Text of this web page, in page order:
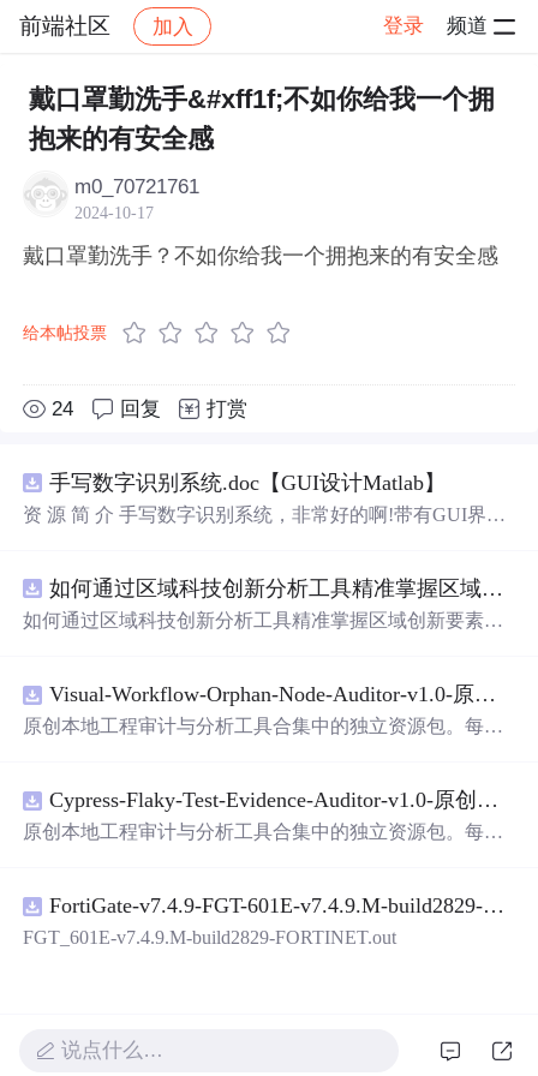
前端社区 加入 登录 频道
社区 前端社区 感慨 帖子详情
戴口罩勤洗手&#xff1f;不如你给我一个拥
抱来的有安全感
m0_70721761
2024-10-17
戴口罩勤洗手？不如你给我一个拥抱来的有安全感
给本帖投票
24 回复 打赏
手写数字识别系统.doc【GUI设计Matlab】
资 源 简 介 手写数字识别系统，非常好的啊!带有GUI界
带有直观的图形用户界面（GUI），非常容易使用。你只
需要将手写数字输入系统，它将立即给出准确的识别结
是 一个非常方便和实用的工具，你一定会喜欢它的！
如何通过区域科技创新分析工具精准掌握区域创新要素分布与产业链融合现状？.docx
如何通过区域科技创新分析工具精准掌握区域创新要素分
Visual-Workflow-Orphan-Node-Auditor-v1.0-原创源码与文档.zip
原创本地工程审计与分析工具合集中的独立资源包。每个
README、运行说明、功能清单、MIT License及原创与授
权声明。解压后进入project目录，执行npm test验证算法，
目源码、Logo、官方截图、论文、生产日志或其他受限素
材。适合前端开发、AI应用工程、测试审计和课程实践。
Cypress-Flaky-Test-Evidence-Auditor-v1.0-原创源码与文档.zip
原创本地工程审计与分析工具合集中的独立资源包。每个
README、运行说明、功能清单、MIT License及原创与授
权声明。解压后进入project目录，执行npm test验证算法，
FortiGate-v7.4.9-FGT-601E-v7.4.9.M-build2829-FORTINET.out
FGT_601E-v7.4.9.M-build2829-FORTINET.out
说点什么…